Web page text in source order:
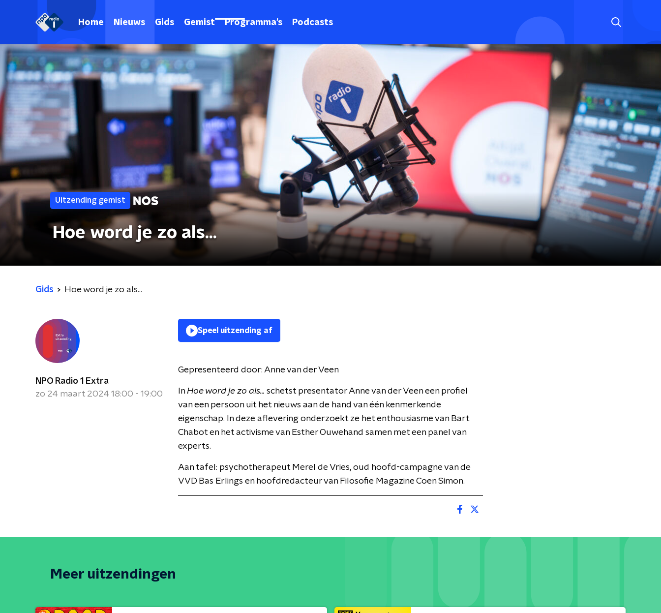
Home Nieuws Gids Gemist Programma's Podcasts
Uitzending gemist
Hoe word je zo als...
Gids Hoe word je zo als...
NPO Radio 1 Extra
zo 24 maart 2024 18:00 - 19:00
Speel uitzending af
Gepresenteerd door: Anne van der Veen
InHoe word je zo als... schetst presentator Anne van der Veen een profiel
van een persoon uit het nieuws aan de hand van één kenmerkende
eigenschap. In deze aflevering onderzoekt ze het enthousiasme van Bart
Chabot en het activisme van Esther Ouwehand samen met een panel van
experts.
Aan tafel: psychotherapeut Merel de Vries, oud hoofd-campagne van de
VVD Bas Erlings en hoofdredacteur van Filosofie Magazine Coen Simon.
Meer uitzendingen